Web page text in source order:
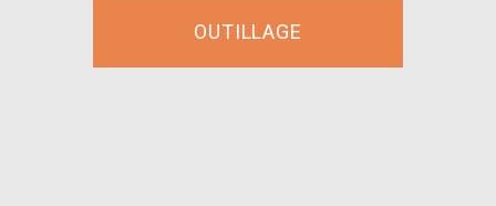
OUTILLAGE